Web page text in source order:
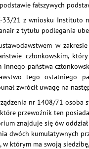
fałszywych
33/21 z wniosku
z tytułu podlegania
w
członkowskim,
państwa
tego ostatniego
zwrócił uwagę na
nr 1408/71 osoba
przewoźnik ten
znajduje się ów
dwóch kumulatywnych
którym ma swoją